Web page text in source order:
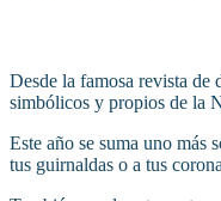
Desde la famosa revista de
simbólicos y propios de la
Este año se suma uno más
tus guirnaldas o a tus